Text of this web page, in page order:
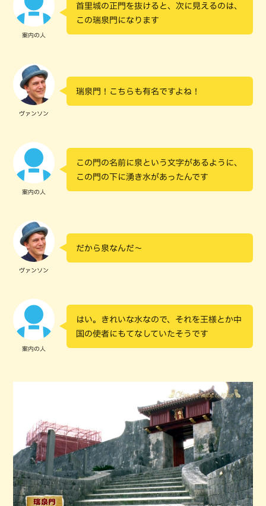
案内の人
首里城の正門を抜けると、次に見えるのは、
この瑞泉門になります
ヴァンソン
瑞泉門！こちらも有名ですよね！
案内の人
この門の名前に泉という文字があるように、
この門の下に湧き水があったんです
ヴァンソン
だから泉なんだ～
案内の人
はい。きれいな水なので、それを王様とか中
国の使者にもてなしていたそうです